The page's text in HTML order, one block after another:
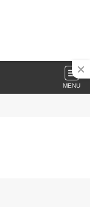
MENU